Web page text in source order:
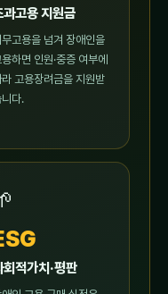
과고용 지원금
고용을 넘겨 장애인을
하면 인원·중증 여부에
라 고용장려금을 지원받
다.
회적가치·평판